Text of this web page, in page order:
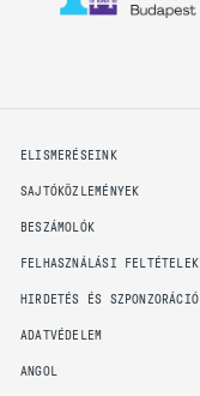
ELISMERÉSEINK
SAJTÓKÖZLEMÉNYEK
BESZÁMOLÓK
FELHASZNÁLÁSI FELTÉTELEK
HIRDETÉS ÉS SZPONZORÁCIÓ
ADATVÉDELEM
ANGOL